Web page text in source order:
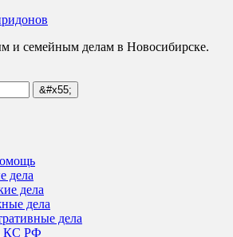
и семейным делам в Новосибирске.
дела
дела
дела
дела
КС РФ